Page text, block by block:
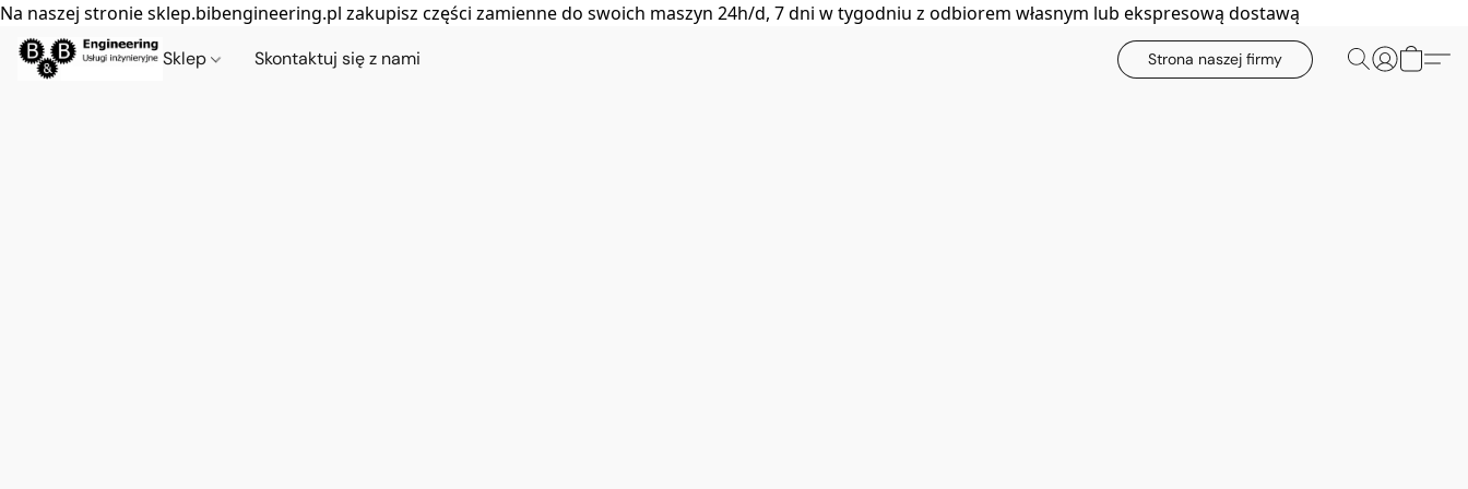
Na naszej stronie sklep.bibengineering.pl zakupisz części zamienne do swoich maszyn 24h/d, 7 dni w tygodniu z odbiorem własnym lub ekspresową dostawą
Sklep Skontaktuj się z nami Strona naszej firmy